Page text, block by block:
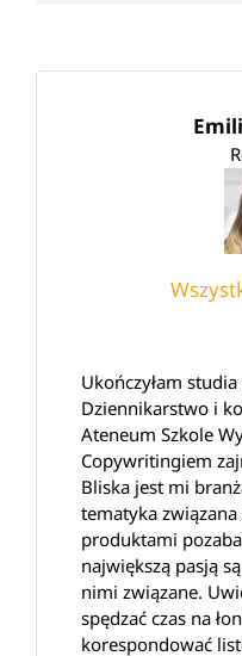
Ukończyłam
Dziennikarstwo i
Ateneum Szkole
Copywritingiem
Bliska jest mi
tematyka
produktami
największą pasją
nimi związane.
spędzać czas na
korespondować